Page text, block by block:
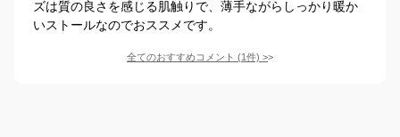
ズは質の良さを感じる肌触りで、薄手ながらしっかり暖か
いストールなのでおススメです。
全てのおすすめコメント (1件) >